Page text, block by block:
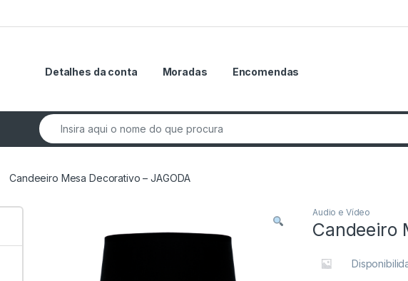
Detalhes da conta Moradas Encomendas
Search for:
Candeeiro Mesa Decorativo – JAGODA
Audio e Vídeo
Candeeiro